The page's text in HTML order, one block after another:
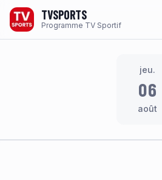
TVSPORTS
Programme TV Sportif
jeu.
06
août